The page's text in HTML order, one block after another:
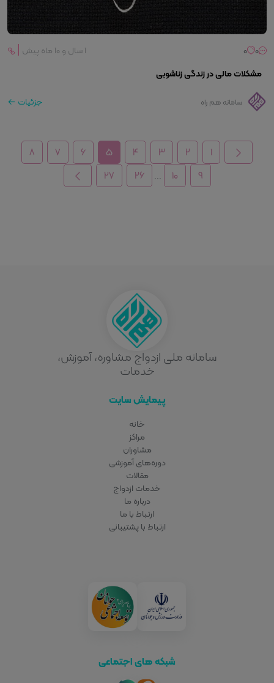
0
0 ۱ سال و ۱۰ ماه پیش
مشکلات مالی در زندگی زناشویی
سامانه هم راه جزئیات
۱ ۲ ۳ ۴ ۵ ۶ ۷
۸
۹
۱۰ ... ۲۶ ۲۷
سامانه ملی ازدواج مشاوره، آموزش،
خدمات
پیمایش سایت
خانه
مراکز
مشاوران
دوره‌های آموزشی
مقالات
خدمات ازدواج
درباره ما
ارتباط با ما
ارتباط با پشتیبانی
شبکه های اجتماعی